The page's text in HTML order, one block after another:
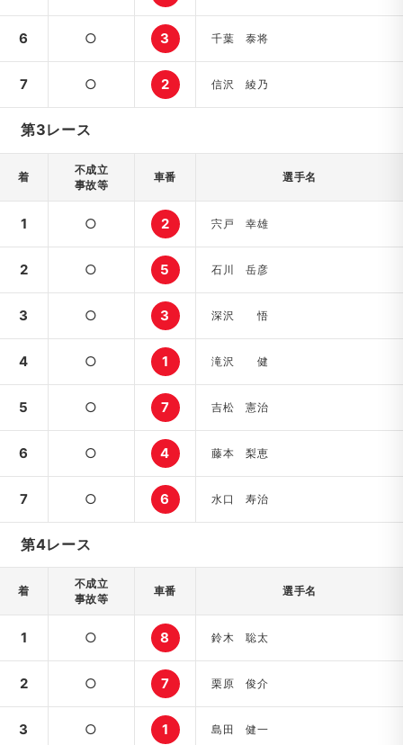
6 ○ 3 千葉 泰将
7 ○ 2 信沢 綾乃
第3レース
着
不成立
事故等
車番 選手名
1 ○ 2 宍戸 幸雄
2 ○ 5 石川 岳彦
3 ○ 3 深沢 悟
4 ○ 1 滝沢 健
5 ○ 7 吉松 憲治
6 ○ 4 藤本 梨恵
7 ○ 6 水口 寿治
第4レース
着
不成立
事故等
車番 選手名
1 ○ 8 鈴木 聡太
2 ○ 7 栗原 俊介
3 ○ 1 島田 健一